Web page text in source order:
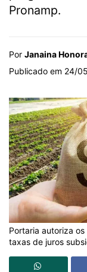
Pronamp.
Por Janaina
Publicado em 24/
Portaria autoriza
taxas de juros